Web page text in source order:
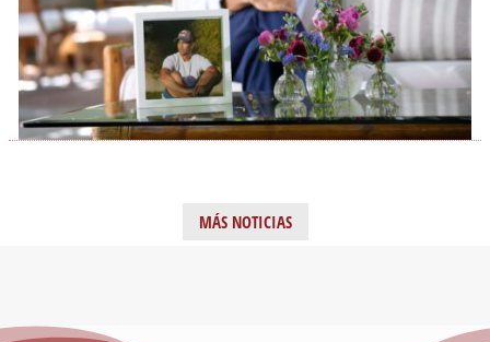
MÁS NOTICIAS